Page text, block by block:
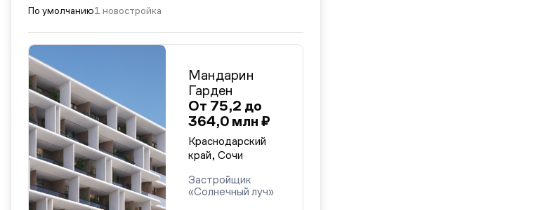
По умолчанию1 новостройка
Мандарин
Гарден
От 75,2 до
364,0 млн ₽
Краснодарский
край, Сочи
Застройщик
«Солнечный луч»